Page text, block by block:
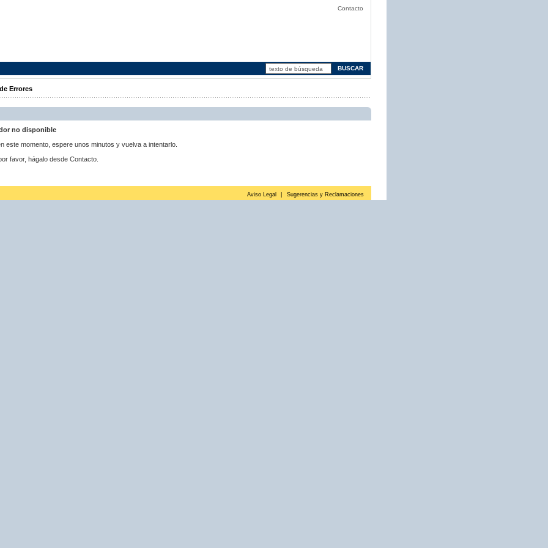
Contacto
Errores
no disponible
este momento, espere unos minutos y vuelva a intentarlo.
favor, hágalo desde Contacto.
Aviso Legal Sugerencias y Reclamaciones